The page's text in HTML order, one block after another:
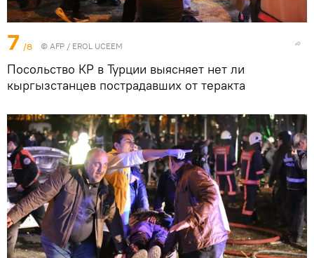
7 /8 © AFP / EROL UCEEM
Посольство КР в Турции выясняет нет ли
кыргызстанцев пострадавших от теракта